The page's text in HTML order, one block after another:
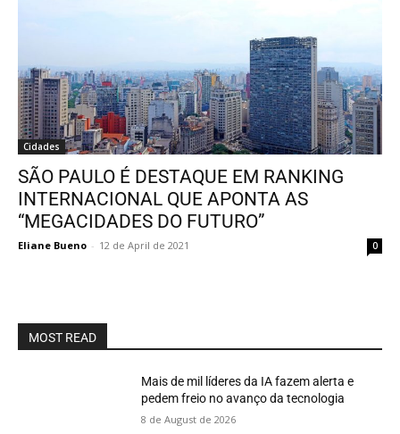
Cidades
SÃO PAULO É DESTAQUE EM RANKING
INTERNACIONAL QUE APONTA AS
“MEGACIDADES DO FUTURO”
Eliane Bueno - 12 de April de 2021 0
MOST READ
Mais de mil líderes da IA fazem alerta e
pedem freio no avanço da tecnologia
8 de August de 2026